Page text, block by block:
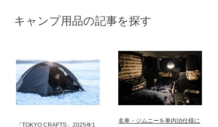
キャンプ用品の記事を探す
「TOKYO CRAFTS」2025年1
名車・ジムニーを車内泊仕様に